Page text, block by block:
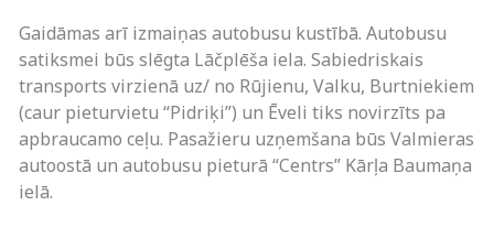
Gaidāmas arī izmaiņas autobusu kustībā. Autobusu
satiksmei būs slēgta Lāčplēša iela. Sabiedriskais
transports virzienā uz/ no Rūjienu, Valku, Burtniekiem
(caur pieturvietu “Pidriķi”) un Ēveli tiks novirzīts pa
apbraucamo ceļu. Pasažieru uzņemšana būs Valmieras
autoostā un autobusu pieturā “Centrs” Kārļa Baumaņa
ielā.